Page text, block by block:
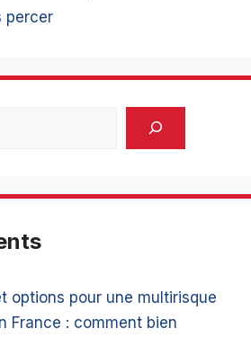
percer
options pour une multirisque
France : comment bien